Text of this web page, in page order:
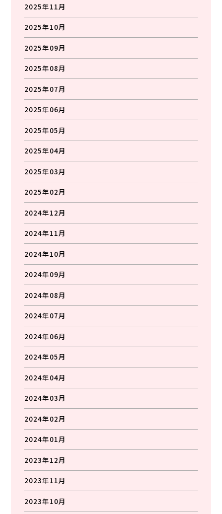
2025年11月
2025年10月
2025年09月
2025年08月
2025年07月
2025年06月
2025年05月
2025年04月
2025年03月
2025年02月
2024年12月
2024年11月
2024年10月
2024年09月
2024年08月
2024年07月
2024年06月
2024年05月
2024年04月
2024年03月
2024年02月
2024年01月
2023年12月
2023年11月
2023年10月